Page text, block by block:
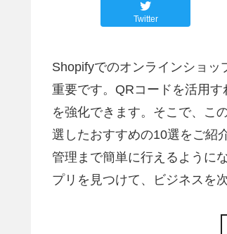
Twitter
Shopifyでのオンラインショ
重要です。QRコードを活用
を強化できます。そこで、こ
選したおすすめの10選をご紹
管理まで簡単に行えるように
プリを見つけて、ビジネスを